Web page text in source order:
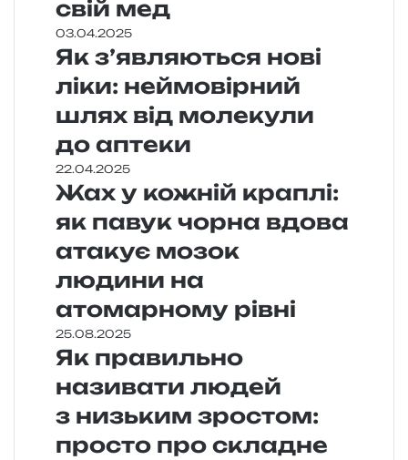
свій мед
03.04.2025
Як з’являються нові
ліки: неймовірний
шлях від молекули
до аптеки
22.04.2025
Жах у кожній краплі:
як павук чорна вдова
атакує мозок
людини на
атомарному рівні
25.08.2025
Як правильно
називати людей
з низьким зростом:
просто про складне